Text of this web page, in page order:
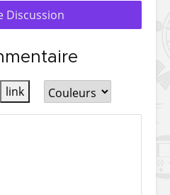
Discussion